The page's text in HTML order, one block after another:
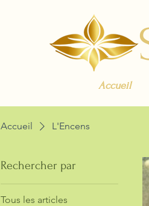
Accueil
Accueil L'Encens
Rechercher par
Tous les articles